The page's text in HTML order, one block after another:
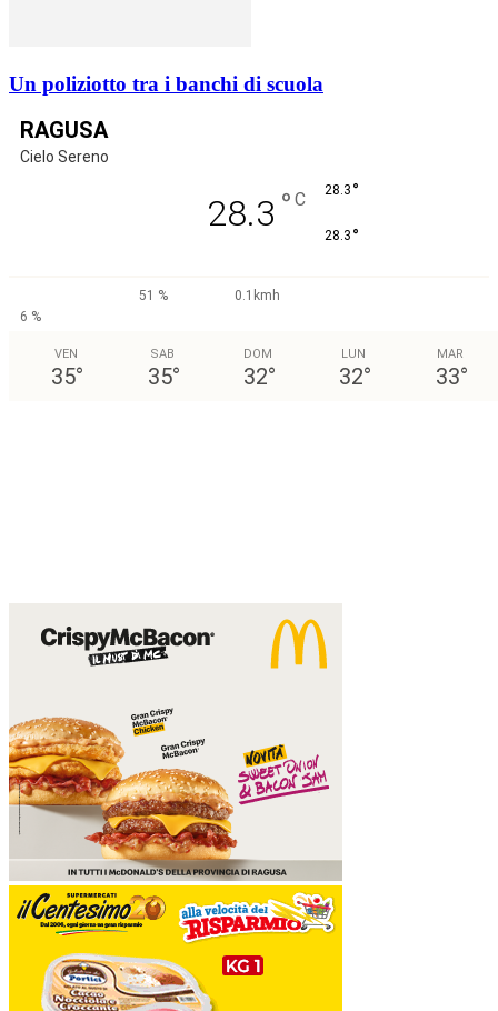
Un poliziotto tra i banchi di scuola
RAGUSA
Cielo Sereno
28.3 ° C 28.3 °
28.3 °
51 %
0.1kmh
6 %
VEN
35°
SAB
35°
DOM
32°
LUN
32°
MAR
33°